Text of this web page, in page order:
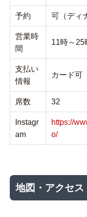
予約 可（ディ
営業時
間
11時～25
支払い
情報
カード可
席数 32
Instagr
am
https://
o/
地図・アクセス